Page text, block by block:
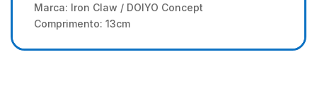
Marca: Iron Claw / DOIYO Concept
Comprimento: 13cm